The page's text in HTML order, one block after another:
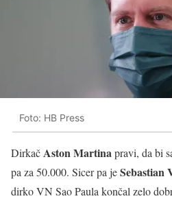
Foto: HB Press
DirkačAston Martinapravi, da bi
pa za 50.000. Sicer pa jeSebastian
dirko VN Sao Paula končal zelo